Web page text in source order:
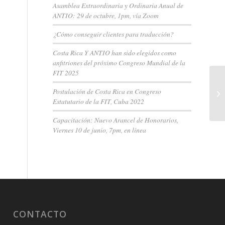
Asamblea Extraordinaria y Ordinaria Anual de
ANTIO: 29 de octubre, 1pm, vía Zoom
¿Cómo conseguir clientes para traducción?
Costa Rica Y ANTIO han sido elegidos como
anfitriones del próximo Congreso Mundial de la
FIT 2025
Postulación de Costa Rica en Congreso
Estatutario de la FIT, Cuba 2022
Capacitación: Nuevo Arancel de Honorarios,
Viernes 10 de junio, 7pm, en línea
CONTACTO